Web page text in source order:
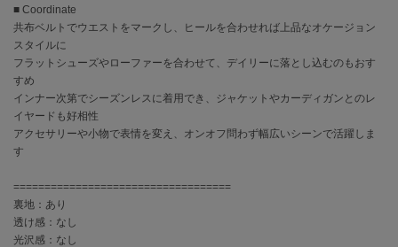
emmi
エミ
emmi atelier
エミ アトリエ
emmi yoga
エミヨガ
ey
アイ
■ Coordinate
共布ベルトでウエストをマークし、ヒールを合わせれば上品なオケージョン
スタイルに
フラットシューズやローファーを合わせて、デイリーに落とし込むのもおす
すめ
インナー次第でシーズンレスに着用でき、ジャケットやカーディガンとのレ
イヤードも好相性
アクセサリーや小物で表情を変え、オンオフ問わず幅広いシーンで活躍しま
す
===================================
裏地：あり
透け感：なし
光沢感：なし